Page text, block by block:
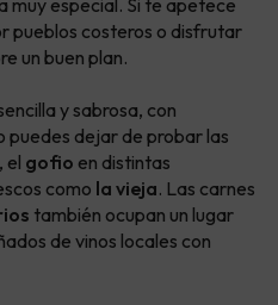
pueblos costeros o disfrutar
un buen plan.
y sabrosa, con
puedes dejar de probar las
, el gofio en distintas
como la vieja. Las carnes
también ocupan un lugar
de vinos locales con